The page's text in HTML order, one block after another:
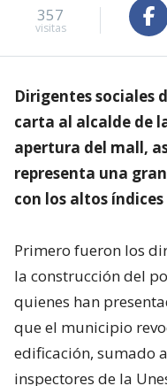
357
visitas
Dirigentes sociales
carta al alcalde de
apertura del mall,
representa una
con los altos
Primero fueron los
la construcción del
quienes han
que el municipio
edificación, sumado
inspectores de la